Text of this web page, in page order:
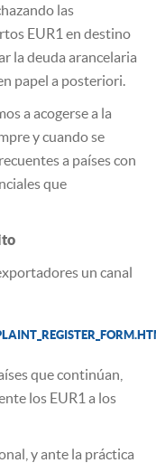
las
EUR1 en destino
la deuda arancelaria
papel a posteriori.
a acogerse a la
y cuando se
a países con
que
un canal
que continúan,
los EUR1 a los
y ante la práctica